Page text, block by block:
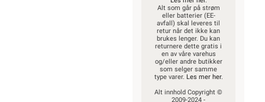
Alt som går på strøm
eller batterier (EE-
avfall) skal leveres til
retur når det ikke kan
brukes lenger. Du kan
returnere dette gratis i
en av våre varehus
og/eller andre butikker
som selger samme
type varer. Les mer her.
Alt innhold Copyright ©
2009-2024 -